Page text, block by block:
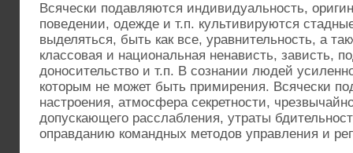
Всячески подавляются индивидуальность,
поведении, одежде и т.п. культивируются
выделяться, быть как все, уравнительность, а
классовая и национальная ненависть, зависть,
доносительство и т.п. В сознании людей
которым не может быть примирения. Всячески
настроения, атмосфера секретности,
допускающего расслабления, утраты
оправданию командных методов управления и